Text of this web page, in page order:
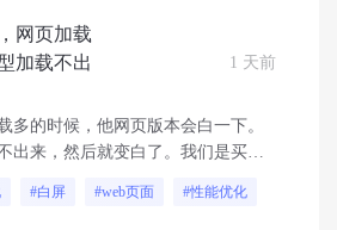
网页加载
加载不出
1 天前
多的时候，他网页版本会白一下。
出来，然后就变白了。我们是买了
是网页能加载进去但是模型加载不
#白屏 #web页面 #性能优化